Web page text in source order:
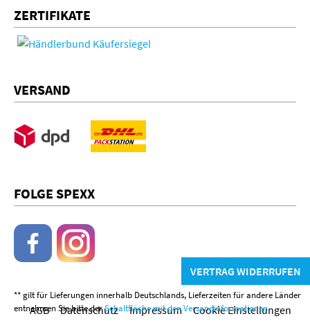
ZERTIFIKATE
VERSAND
FOLGE SPEXX
VERTRAG WIDERRUFEN
AGB Datenschutz Impressum Cookie Einstellungen
** gilt für Lieferungen innerhalb Deutschlands, Lieferzeiten für andere Länder
entnehmen Sie bitte derSchaltfläche mit den Versandinformationen